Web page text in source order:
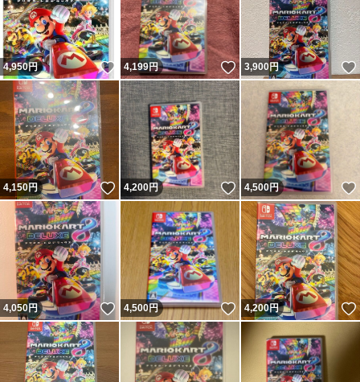
4,950円 いいね！
4,199円 いいね！
3,900円
4,150円 いいね！
4,200円 いいね！
4,500円
4,050円 いいね！
4,500円 いいね！
4,200円